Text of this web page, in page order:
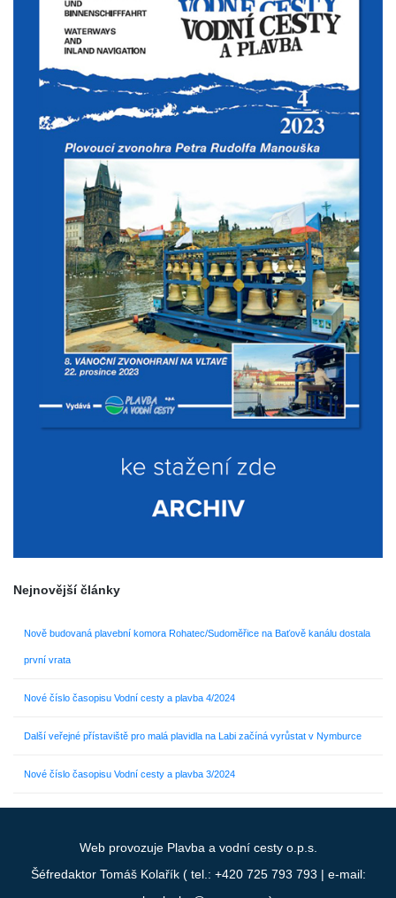
Nejnovější články
Nově budovaná plavební komora Rohatec/Sudoměřice na Baťově kanálu dostala
první vrata
Nové číslo časopisu Vodní cesty a plavba 4/2024
Další veřejné přístaviště pro malá plavidla na Labi začíná vyrůstat v Nymburce
Nové číslo časopisu Vodní cesty a plavba 3/2024
Web provozuje Plavba a vodní cesty o.p.s.
Šéfredaktor Tomáš Kolařík ( tel.: +420 725 793 793 | e-mail: